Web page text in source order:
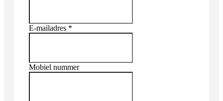
E-mailadres *
Mobiel nummer